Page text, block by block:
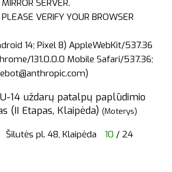
SERVER.
VERIFY YOUR BROWSER
14; Pixel 8) AppleWebKit/537.36
131.0.0.0 Mobile Safari/537.36;
14 uždarų patalpų paplūdimio
(II Etapas, Klaipėda) (Moterys)
Šilutės pl. 48, Klaipėda 10 / 24